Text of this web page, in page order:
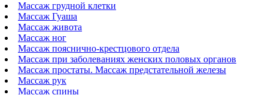
Массаж грудной клетки
Массаж Гуаша
Массаж живота
Массаж ног
Массаж пояснично-крестцового отдела
Массаж при заболеваниях женских половых органов
Массаж простаты. Массаж предстательной железы
Массаж рук
Массаж спины